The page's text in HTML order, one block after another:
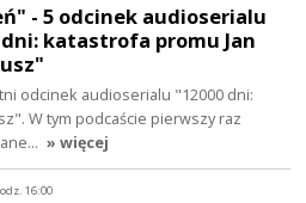
- 5 odcinek audioserialu
dni: katastrofa promu Jan
odcinek audioserialu "12000 dni:
W tym podcaście pierwszy raz
» więcej
16:00